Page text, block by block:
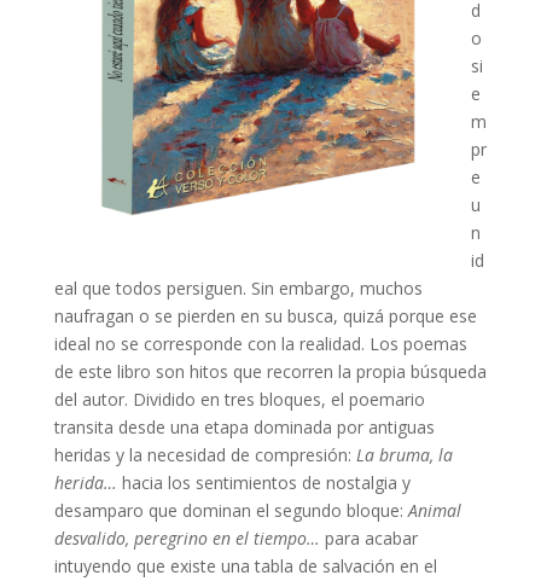
d
o
si
e
m
pr
e
u
n
id
eal que todos persiguen. Sin embargo, muchos
naufragan o se pierden en su busca, quizá porque ese
ideal no se corresponde con la realidad. Los poemas
de este libro son hitos que recorren la propia búsqueda
del autor. Dividido en tres bloques, el poemario
transita desde una etapa dominada por antiguas
heridas y la necesidad de compresión: La bruma, la
herida… hacia los sentimientos de nostalgia y
desamparo que dominan el segundo bloque:Animal
desvalido, peregrino en el tiempo… para acabar
intuyendo que existe una tabla de salvación en el